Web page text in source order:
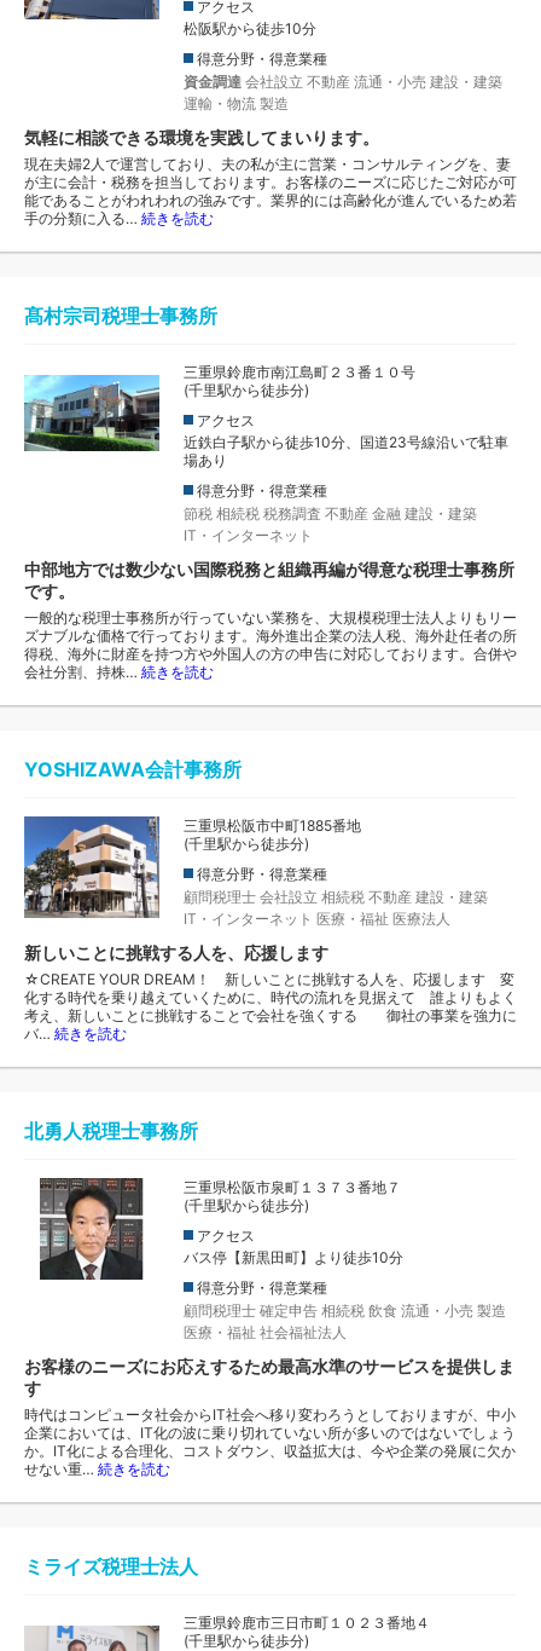
アクセス
松阪駅から徒歩10分
得意分野・得意業種
資金調達 会社設立 不動産 流通・小売 建設・建築
運輸・物流 製造
気軽に相談できる環境を実践してまいります。
現在夫婦2人で運営しており、夫の私が主に営業・コンサルティングを、妻
が主に会計・税務を担当しております。お客様のニーズに応じたご対応が可
能であることがわれわれの強みです。業界的には高齢化が進んでいるため若
手の分類に入る… 続きを読む
髙村宗司税理士事務所
三重県鈴鹿市南江島町２３番１０号
(千里駅から徒歩分)
アクセス
近鉄白子駅から徒歩10分、国道23号線沿いで駐車
場あり
得意分野・得意業種
節税 相続税 税務調査 不動産 金融 建設・建築
IT・インターネット
中部地方では数少ない国際税務と組織再編が得意な税理士事務所
です。
一般的な税理士事務所が行っていない業務を、大規模税理士法人よりもリー
ズナブルな価格で行っております。海外進出企業の法人税、海外赴任者の所
得税、海外に財産を持つ方や外国人の方の申告に対応しております。合併や
会社分割、持株… 続きを読む
YOSHIZAWA会計事務所
三重県松阪市中町1885番地
(千里駅から徒歩分)
得意分野・得意業種
顧問税理士 会社設立 相続税 不動産 建設・建築
IT・インターネット 医療・福祉 医療法人
新しいことに挑戦する人を、応援します
☆CREATE YOUR DREAM！ 新しいことに挑戦する人を、応援します 変
化する時代を乗り越えていくために、時代の流れを見据えて 誰よりもよく
考え、新しいことに挑戦することで会社を強くする 御社の事業を強力に
バ… 続きを読む
北勇人税理士事務所
三重県松阪市泉町１３７３番地７
(千里駅から徒歩分)
アクセス
バス停【新黒田町】より徒歩10分
得意分野・得意業種
顧問税理士 確定申告 相続税 飲食 流通・小売 製造
医療・福祉 社会福祉法人
お客様のニーズにお応えするため最高水準のサービスを提供しま
す
時代はコンピュータ社会からIT社会へ移り変わろうとしておりますが、中小
企業においては、IT化の波に乗り切れていない所が多いのではないでしょう
か。IT化による合理化、コストダウン、収益拡大は、今や企業の発展に欠か
せない重… 続きを読む
ミライズ税理士法人
三重県鈴鹿市三日市町１０２３番地４
(千里駅から徒歩分)